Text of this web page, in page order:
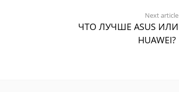
Next article
ЧТО ЛУЧШЕ ASUS ИЛИ
HUAWEI?